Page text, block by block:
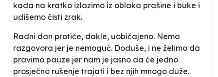
kada na kratko izlazimo iz oblaka prašine i buke i
udišemo čisti zrak.
Radni dan protiče, dakle, uobičajeno. Nema
razgovora jer je nemoguć. Doduše, i ne želimo da
pravimo pauze jer nam je jasno da će jedno
prosječno rušenje trajati i bez njih mnogo duže.